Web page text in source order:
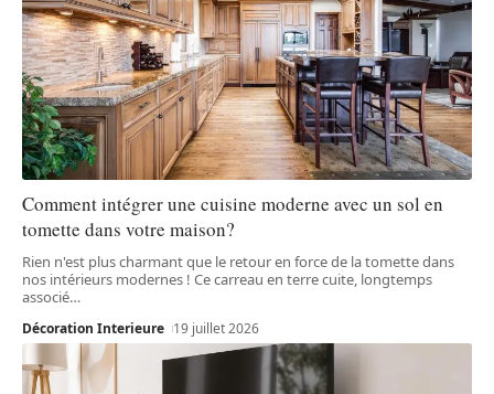
Comment intégrer une cuisine moderne avec un sol en
tomette dans votre maison?
Rien n'est plus charmant que le retour en force de la tomette dans
nos intérieurs modernes ! Ce carreau en terre cuite, longtemps
associé…
Décoration Interieure 19 juillet 2026